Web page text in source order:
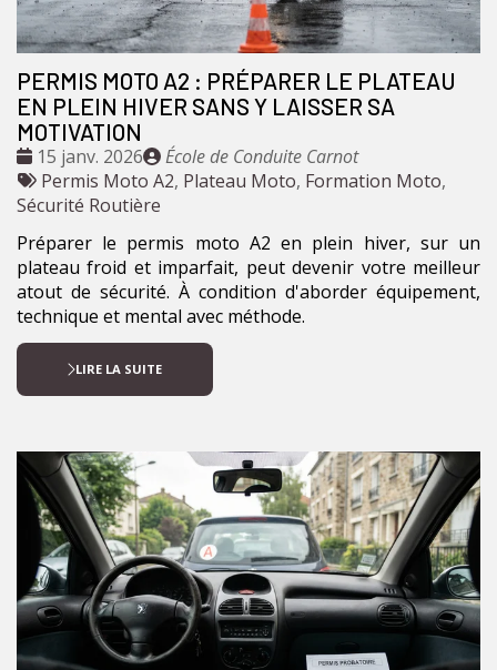
PERMIS MOTO A2 : PRÉPARER LE PLATEAU
EN PLEIN HIVER SANS Y LAISSER SA
MOTIVATION
Date
:
15 janv. 2026
Publié
par
École de Conduite Carnot
Tags
:
Permis Moto A2, Plateau Moto, Formation Moto,
Sécurité Routière
Préparer le permis moto A2 en plein hiver, sur un
plateau froid et imparfait, peut devenir votre meilleur
atout de sécurité. À condition d'aborder équipement,
technique et mental avec méthode.
LIRE LA SUITE